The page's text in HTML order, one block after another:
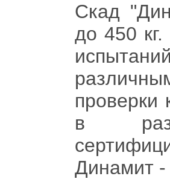
Скад
до 450
проверки
в
Динамит -